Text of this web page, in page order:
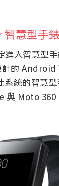
智慧型手
進入智慧型
的 Android
統的智慧
與 Moto 360